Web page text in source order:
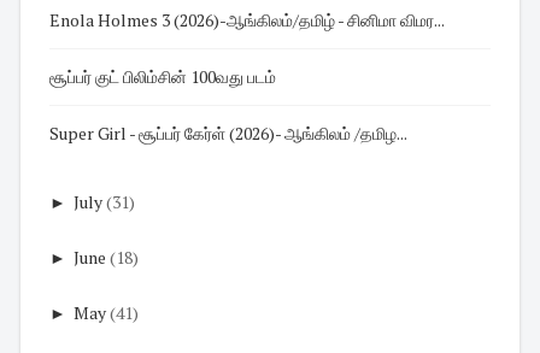
Enola Holmes 3 (2026)-ஆங்கிலம்/தமிழ் - சினிமா விமர...
சூப்பர் குட் பிலிம்சின் 100வது படம்
Super Girl - சூப்பர் கேர்ள் (2026)- ஆங்கிலம் /தமிழ...
► July(31)
► June (18)
► May(41)